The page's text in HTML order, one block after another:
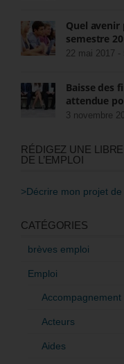
Quel avenir
semestre
22 mai 2017 -
Baisse des
attendue
3 novembre
RÉDIGEZ UNE
DE L’EMPLOI
>Décrire mon projet
CATÉGORIES
brèves emploi
Emploi
Accompagnement
Acteurs
Aides